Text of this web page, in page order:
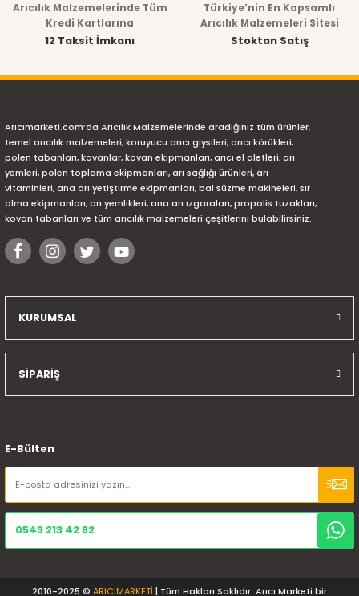
Arıcılık Malzemelerinde Tüm
Kredi Kartlarına
12 Taksit İmkanı
Türkiye’nin En Kapsamlı
Arıcılık Malzemeleri Sitesi
Stoktan Satış
Arıcımarketi.com’da Arıcılık Malzemelerinde aradığınız tüm ürünler,
temel arıcılık malzemeleri, koruyucu arıcı giysileri, arıcı körükleri,
polen tabanları, kovanlar, kovan ekipmanları, arıcı el aletleri, arı
yemleri, polen toplama ekipmanları, arı sağlığı ürünleri, arı
vitaminleri, ana arı yetiştirme ekipmanları, bal süzme makineleri, sır
alma ekipmanları, arı yemlikleri, ana arı ızgaraları, propolis tuzakları,
kovan tabanları ve tüm arıcılık malzemeleri çeşitlerini bulabilirsiniz.
KURUMSAL
SİPARİŞ
E-Bülten
0543 213 42 82
2010-2025 © ARICIMARKETİ | Tüm Hakları Saklıdır. Arıcı Marketi bir